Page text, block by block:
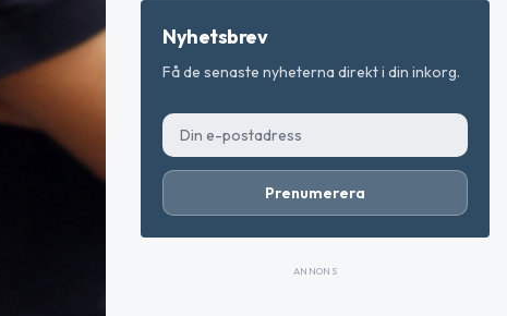
Nyhetsbrev
Få de senaste nyheterna direkt i din inkorg.
Prenumerera
ANNONS